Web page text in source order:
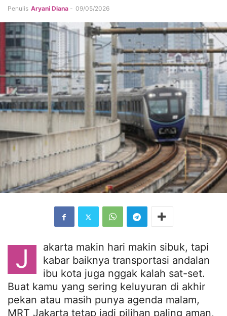
Penulis Aryani Diana - 09/05/2026
J
akarta makin hari makin sibuk, tapi
kabar baiknya transportasi andalan
ibu kota juga nggak kalah sat-set.
Buat kamu yang sering keluyuran di akhir
pekan atau masih punya agenda malam,
MRT Jakarta tetap jadi pilihan paling aman,